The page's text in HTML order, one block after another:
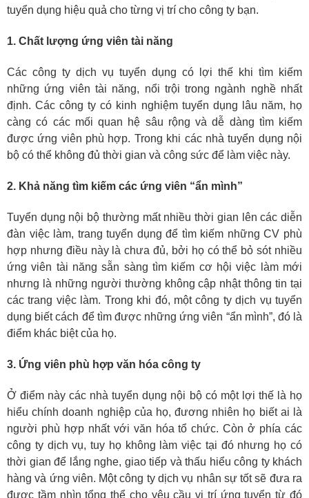
tuyển dụng hiệu quả cho từng vị trí cho công ty bạn.
1. Chất lượng ứng viên tài năng
Các công ty dịch vụ tuyển dụng có lợi thế khi tìm kiếm
những ứng viên tài năng, nổi trội trong ngành nghề nhất
định. Các công ty có kinh nghiệm tuyển dụng lâu năm, họ
càng có các mối quan hệ sâu rộng và dễ dàng tìm kiếm
được ứng viên phù hợp. Trong khi các nhà tuyển dụng nội
bộ có thể không đủ thời gian và công sức để làm việc này.
2. Khả năng tìm kiếm các ứng viên “ẩn mình”
Tuyển dụng nội bộ thường mất nhiều thời gian lên các diễn
đàn việc làm, trang tuyển dụng để tìm kiếm những CV phù
hợp nhưng điều này là chưa đủ, bởi họ có thể bỏ sót nhiều
ứng viên tài năng sẵn sàng tìm kiếm cơ hội việc làm mới
nhưng là những người thường không cập nhật thông tin tại
các trang việc làm. Trong khi đó, một công ty dịch vụ tuyển
dụng biết cách để tìm được những ứng viên “ẩn mình”, đó là
điểm khác biệt của họ.
3. Ứng viên phù hợp văn hóa công ty
Ở điểm này các nhà tuyển dụng nội bộ có một lợi thế là họ
hiểu chính doanh nghiệp của họ, đương nhiên họ biết ai là
người phù hợp nhất với văn hóa tổ chức. Còn ở phía các
công ty dịch vụ, tuy họ không làm việc tại đó nhưng họ có
thời gian để lắng nghe, giao tiếp và thấu hiểu công ty khách
hàng và ứng viên. Một công ty dịch vụ nhân sự tốt sẽ đưa ra
được tầm nhìn tổng thể cho yêu cầu vị trí ứng tuyển từ đó